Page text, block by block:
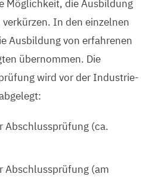
Möglichkeit, die Ausbildung
In den einzelnen
Ausbildung von erfahrenen
übernommen. Die
wird vor der Industrie-
Abschlussprüfung (ca.
Abschlussprüfung (am